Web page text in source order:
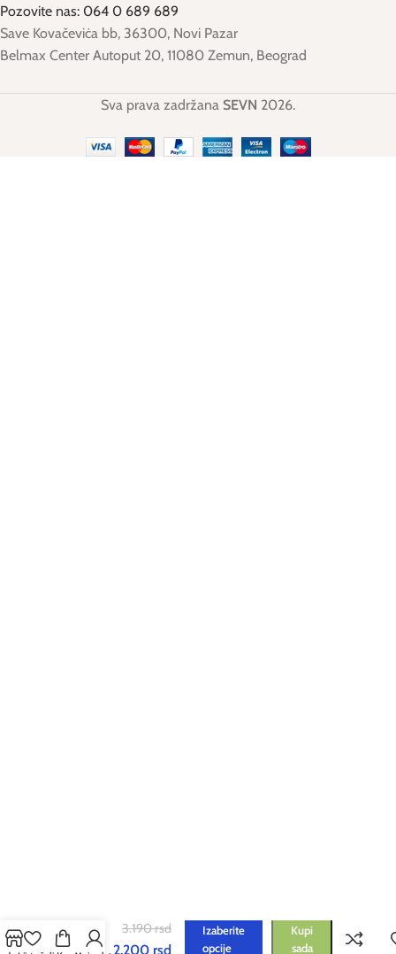
Pozovite nas: 064 0 689 689
Save Kovačeviċa bb, 36300, Novi Pazar
Belmax Center Autoput 20, 11080 Zemun, Beograd
Sva prava zadržana SEVN 2026.
Majica
3.190rsd
2.200 rsd
Izaberite
opcije
Kupi
sada